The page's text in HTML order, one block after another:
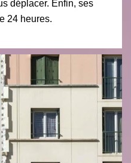
déplacer. Enfin, ses
24 heures.